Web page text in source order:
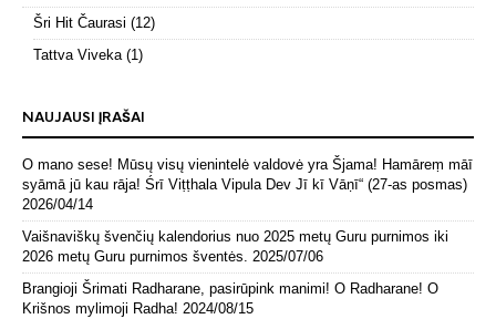
Šri Hit Čaurasi (12)
Tattva Viveka (1)
NAUJAUSI ĮRAŠAI
O mano sese! Mūsų visų vienintelė valdovė yra Šjama! Hamāreṃ māī
syāmā jū kau rāja! Śrī Viṭṭhala Vipula Dev Jī kī Vāṇī“ (27-as posmas)
2026/04/14
Vaišnaviškų švenčių kalendorius nuo 2025 metų Guru purnimos iki
2026 metų Guru purnimos šventės.
2025/07/06
Brangioji Šrimati Radharane, pasirūpink manimi! O Radharane! O
Krišnos mylimoji Radha! 2024/08/15